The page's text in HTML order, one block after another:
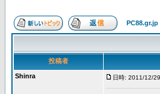
投稿者
Shinra 日時: 2011/12/